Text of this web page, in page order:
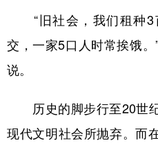
“旧社会，我们租种3
交，一家5口人时常挨饿
说。
历史的脚步行至20世
现代文明社会所抛弃。而